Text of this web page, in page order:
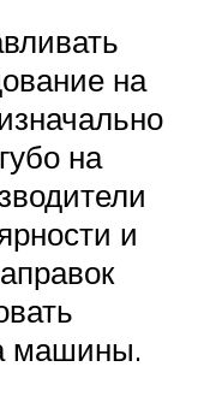
на
на
и
машины.